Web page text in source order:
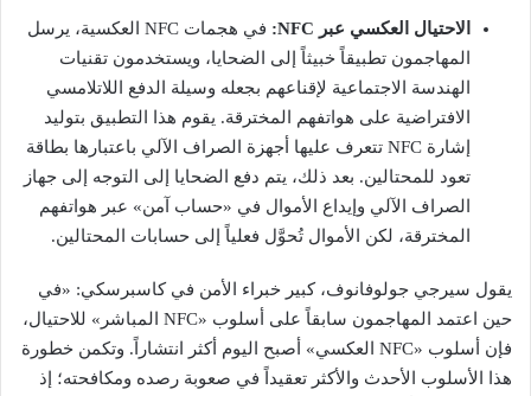
الاحتيال العكسي عبر NFC:
في هجمات NFC العكسية، يرسل
المهاجمون تطبيقاً خبيثاً إلى الضحايا، ويستخدمون تقنيات
الهندسة الاجتماعية لإقناعهم بجعله وسيلة الدفع اللاتلامسي
الافتراضية على هواتفهم المخترقة. يقوم هذا التطبيق بتوليد
إشارة NFC تتعرف عليها أجهزة الصراف الآلي باعتبارها بطاقة
تعود للمحتالين. بعد ذلك، يتم دفع الضحايا إلى التوجه إلى جهاز
الصراف الآلي وإيداع الأموال في «حساب آمن» عبر هواتفهم
المخترقة، لكن الأموال تُحوَّل فعلياً إلى حسابات المحتالين.
يقول سيرجي جولوفانوف، كبير خبراء الأمن في كاسبرسكي: «في
حين اعتمد المهاجمون سابقاً على أسلوب «NFC المباشر» للاحتيال،
فإن أسلوب «NFC العكسي» أصبح اليوم أكثر انتشاراً. وتكمن خطورة
هذا الأسلوب الأحدث والأكثر تعقيداً في صعوبة رصده ومكافحته؛ إذ